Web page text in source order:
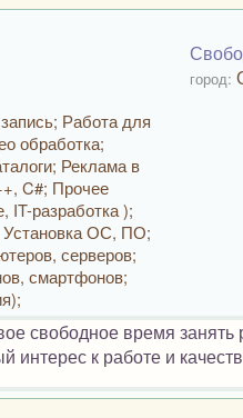
Работа для
обработка;
Реклама в
C#; Прочее
IT-разработка );
Установка ОС, ПО;
серверов;
смартфонов;
город:
свободное время занять
интерес к работе и